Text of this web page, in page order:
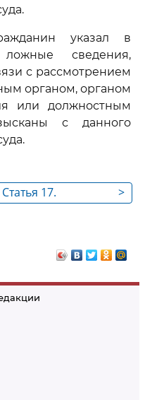
указал в
сведения,
с рассмотрением
органом, органом
или должностным
с данного
>
Статья 17.
территории
Российской
Федерации
отдельных